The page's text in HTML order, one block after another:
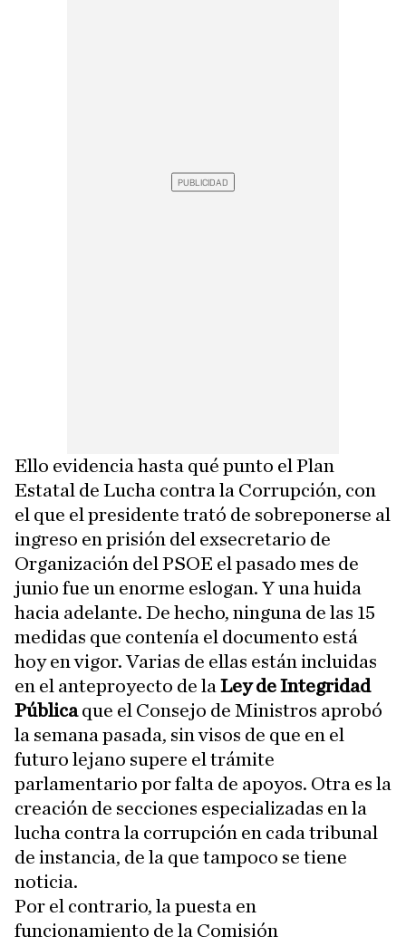
Ello evidencia hasta qué punto el Plan
Estatal de Lucha contra la Corrupción, con
el que el presidente trató de sobreponerse al
ingreso en prisión del exsecretario de
Organización del PSOE el pasado mes de
junio fue un enorme eslogan. Y una huida
hacia adelante. De hecho, ninguna de las 15
medidas que contenía el documento está
hoy en vigor. Varias de ellas están incluidas
en el anteproyecto de la Ley de Integridad
Públicaque el Consejo de Ministros aprobó
la semana pasada, sin visos de que en el
futuro lejano supere el trámite
parlamentario por falta de apoyos. Otra es la
creación de secciones especializadas en la
lucha contra la corrupción en cada tribunal
de instancia, de la que tampoco se tiene
noticia.
Por el contrario, la puesta en
funcionamiento de la Comisión